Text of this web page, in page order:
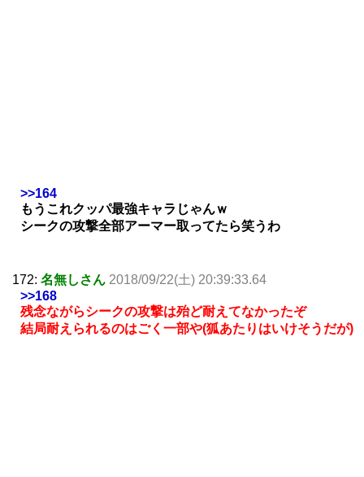
>>164
もうこれクッパ最強キャラじゃんｗ
シークの攻撃全部アーマー取ってたら笑うわ
172: 名無しさん 2018/09/22(土) 20:39:33.64
>>168
残念ながらシークの攻撃は殆ど耐えてなかったぞ
結局耐えられるのはごく一部や(狐あたりはいけそうだが)